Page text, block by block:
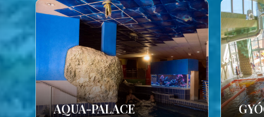
AQUA-PALACE